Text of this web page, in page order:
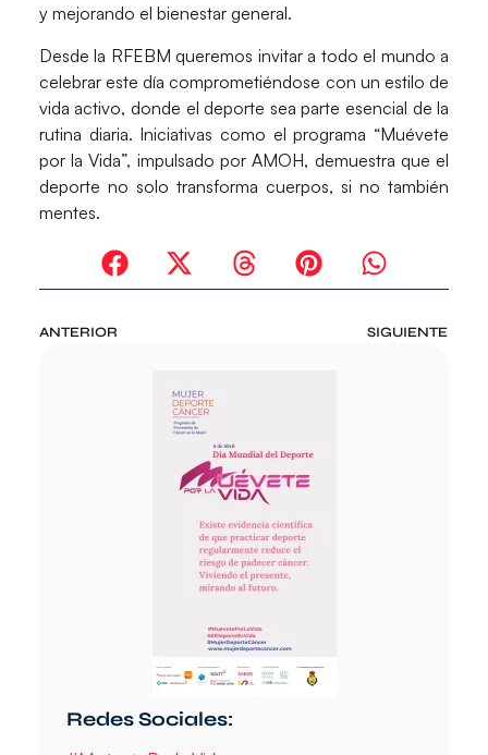
y mejorando el bienestar general.
Desde la RFEBM queremos invitar a todo el mundo a
celebrar este día comprometiéndose con un estilo de
vida activo, donde el deporte sea parte esencial de la
rutina diaria. Iniciativas como el programa “Muévete
por la Vida”, impulsado porAMOH, demuestra que el
deporte no solo transforma cuerpos, si no también
mentes.
ANTERIOR SIGUIENTE
Redes Sociales: